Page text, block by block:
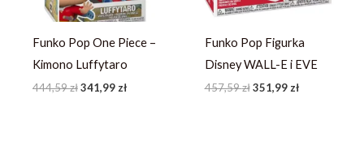
Funko Pop One Piece –
Kimono Luffytaro
444,59zł341,99zł
Funko Pop Figurka
Disney WALL-E i EVE
457,59zł 351,99zł